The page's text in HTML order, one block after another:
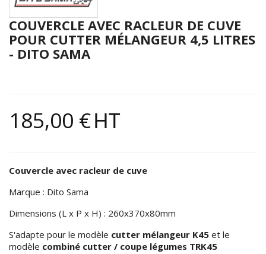
COUVERCLE AVEC RACLEUR DE CUVE
POUR CUTTER MÉLANGEUR 4,5 LITRES
- DITO SAMA
185,00 €HT
Couvercle avec racleur de cuve
Marque : Dito Sama
Dimensions (L x P x H) : 260x370x80mm
S'adapte pour le modèle cutter mélangeur K45 et le
modèle combiné cutter / coupe légumes TRK45